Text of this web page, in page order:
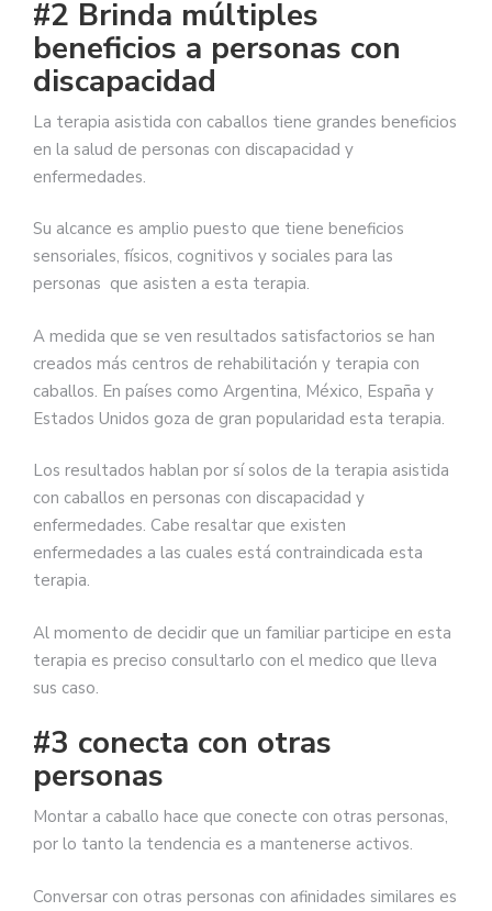
#2 Brinda múltiples
beneficios a personas con
discapacidad
La terapia asistida con caballos tiene grandes beneficios
en la salud de personas con discapacidad y
enfermedades.
Su alcance es amplio puesto que tiene beneficios
sensoriales, físicos, cognitivos y sociales para las
personas que asisten a esta terapia.
A medida que se ven resultados satisfactorios se han
creados más centros de rehabilitación y terapia con
caballos. En países como Argentina, México, España y
Estados Unidos goza de gran popularidad esta terapia.
Los resultados hablan por sí solos de la terapia asistida
con caballos en personas con discapacidad y
enfermedades. Cabe resaltar que existen
enfermedades a las cuales está contraindicada esta
terapia.
Al momento de decidir que un familiar participe en esta
terapia es preciso consultarlo con el medico que lleva
sus caso.
#3 conecta con otras
personas
Montar a caballo hace que conecte con otras personas,
por lo tanto la tendencia es a mantenerse activos.
Conversar con otras personas con afinidades similares es